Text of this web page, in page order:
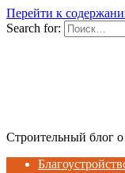
Перейти к
Search for:
Строительный блог